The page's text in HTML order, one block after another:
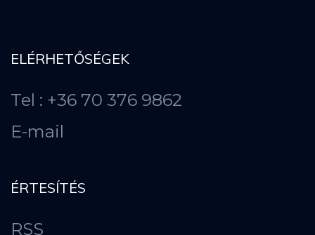
ELÉRHETŐSÉGEK
Tel : +36 70 376 9862
E-mail
ÉRTESÍTÉS
RSS